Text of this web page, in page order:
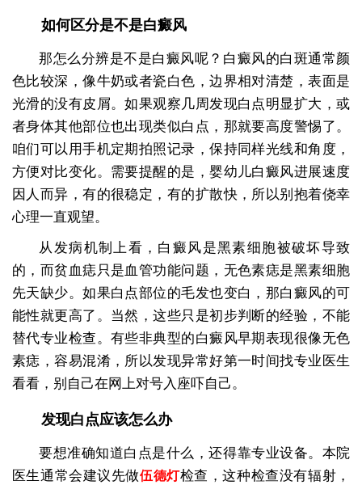
如何区分是不是白癜风
那怎么分辨是不是白癜风呢？白癜风的白斑通常颜
色比较深，像牛奶或者瓷白色，边界相对清楚，表面是
光滑的没有皮屑。如果观察几周发现白点明显扩大，或
者身体其他部位也出现类似白点，那就要高度警惕了。
咱们可以用手机定期拍照记录，保持同样光线和角度，
方便对比变化。需要提醒的是，婴幼儿白癜风进展速度
因人而异，有的很稳定，有的扩散快，所以别抱着侥幸
心理一直观望。
从发病机制上看，白癜风是黑素细胞被破坏导致
的，而贫血痣只是血管功能问题，无色素痣是黑素细胞
先天缺少。如果白点部位的毛发也变白，那白癜风的可
能性就更高了。当然，这些只是初步判断的经验，不能
替代专业检查。有些非典型的白癜风早期表现很像无色
素痣，容易混淆，所以发现异常好第一时间找专业医生
看看，别自己在网上对号入座吓自己。
发现白点应该怎么办
要想准确知道白点是什么，还得靠专业设备。本院
医生通常会建议先做伍德灯检查，这种检查没有辐射，